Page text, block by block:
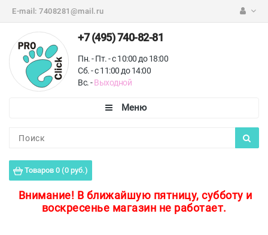
E-mail: 7408281@mail.ru
+7 (495) 740-82-81
Пн. - Пт. - с 10:00 до 18:00
Сб. - с 11:00 до 14:00
Вс. -Выходной
Товаров 0 (0 руб.)
Внимание! В ближайшую пятницу, субботу и
воскресенье магазин не работает.
Пороги для пола
Защитные уголки